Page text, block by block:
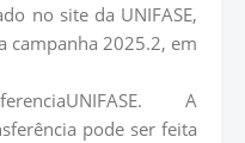
no site da UNIFASE,
campanha 2025.2, em
A
pode ser feita